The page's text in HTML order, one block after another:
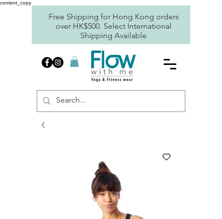
content_copy
Free Shipping for Hong Kong orders
over HK$500. Select International
Shipping Available